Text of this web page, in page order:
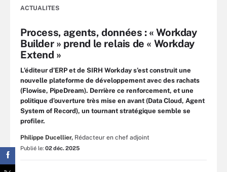
ACTUALITES
Process, agents, données : « Workday
Builder » prend le relais de « Workday
Extend »
L’éditeur d’ERP et de SIRH Workday s’est construit une
nouvelle plateforme de développement avec des rachats
(Flowise, PipeDream). Derrière ce renforcement, et une
politique d’ouverture très mise en avant (Data Cloud, Agent
System of Record), un tournant stratégique semble se
profiler.
Philippe Ducellier, Rédacteur en chef adjoint
Publié le: 02 déc. 2025